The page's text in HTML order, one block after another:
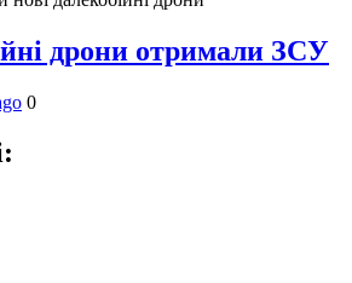
дрони отримали ЗСУ
0